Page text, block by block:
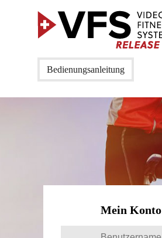
Bedienungsanleitung
Mein Konto